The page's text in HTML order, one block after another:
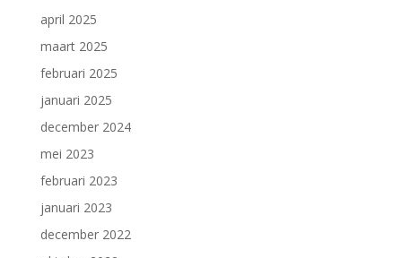
april 2025
maart 2025
februari 2025
januari 2025
december 2024
mei 2023
februari 2023
januari 2023
december 2022